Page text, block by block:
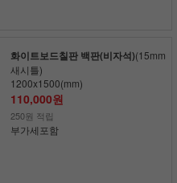
화이트보드칠판 백판(비자석)(15mm
새시틀)
1200x1500(mm)
110,000원
250원 적립
부가세포함